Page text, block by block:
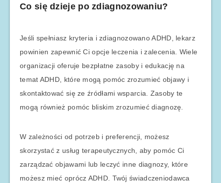
Co się dzieje po zdiagnozowaniu?
Jeśli spełniasz kryteria i zdiagnozowano ADHD, lekarz
powinien zapewnić Ci opcje leczenia i zalecenia. Wiele
organizacji oferuje bezpłatne zasoby i edukację na
temat ADHD, które mogą pomóc zrozumieć objawy i
skontaktować się ze źródłami wsparcia. Zasoby te
mogą również pomóc bliskim zrozumieć diagnozę.
W zależności od potrzeb i preferencji, możesz
skorzystać z usług terapeutycznych, aby pomóc Ci
zarządzać objawami lub leczyć inne diagnozy, które
możesz mieć oprócz ADHD. Twój świadczeniodawca